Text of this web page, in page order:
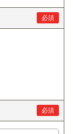
必須
必須